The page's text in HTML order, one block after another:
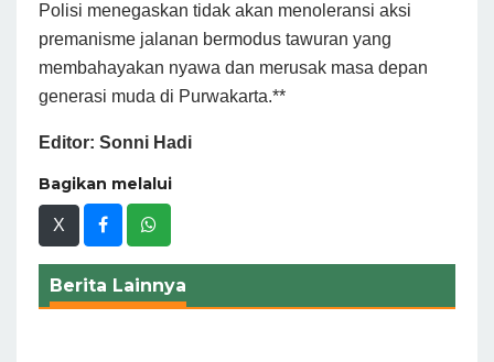
Polisi menegaskan tidak akan menoleransi aksi
premanisme jalanan bermodus tawuran yang
membahayakan nyawa dan merusak masa depan
generasi muda di Purwakarta.**
Editor: Sonni Hadi
Bagikan melalui
X
Berita Lainnya